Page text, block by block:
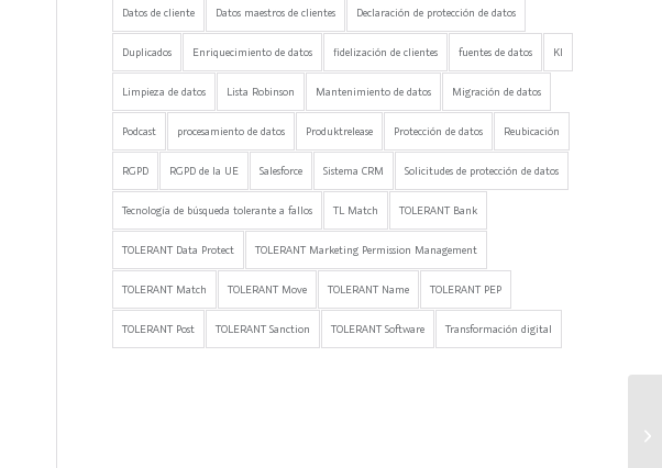
Datos de cliente Datos maestros de clientes Declaración de protección de datos
Duplicados Enriquecimiento de datos fidelización de clientes fuentes de datos KI
Limpieza de datos Lista Robinson Mantenimiento de datos Migración de datos
Podcast procesamiento de datos Produktrelease Protección de datos Reubicación
RGPD RGPD de la UE Salesforce Sistema CRM Solicitudes de protección de datos
Tecnología de búsqueda tolerante a fallos TL Match TOLERANT Bank
TOLERANT Data Protect TOLERANT Marketing Permission Management
TOLERANT Match TOLERANT Move TOLERANT Name TOLERANT PEP
TOLERANT Post TOLERANT Sanction TOLERANT Software Transformación digital